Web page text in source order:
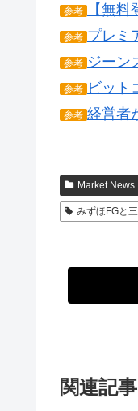
参考 【無
参考 プレミ
参考 ジーン
参考 ビット
参考 経営者
Market News
みずほFGと
関連記事